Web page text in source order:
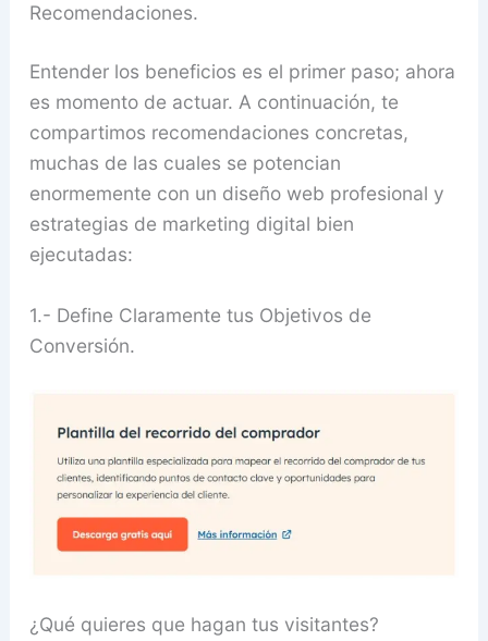
Recomendaciones.
Entender los beneficios es el primer paso; ahora
es momento de actuar. A continuación, te
compartimos recomendaciones concretas,
muchas de las cuales se potencian
enormemente con un diseño web profesional y
estrategias de marketing digital bien
ejecutadas:
1.- Define Claramente tus Objetivos de
Conversión.
¿Qué quieres que hagan tus visitantes?